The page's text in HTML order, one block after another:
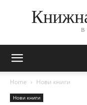
В
Home Нови книги
Нови книги